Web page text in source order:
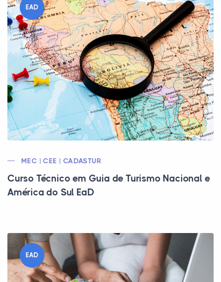
EAD
MEC | CEE | CADASTUR
Curso Técnico em Guia de Turismo Nacional e
América do Sul EaD
EAD